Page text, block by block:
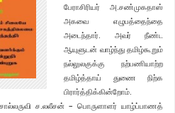
பேராசிரியர் அ.சண்முகதாஸ்
அகவை எழுபத்தைந்தை
அடைந்தார். அவர் நீண்ட
ஆயுளுடன் வாழ்ந்து தமிழ்கூறும்
நல்லுலகுக்கு நற்பணியாற்ற
தமிழ்த்தாய் துணை நிற்க
பிரார்த்திக்கின்றோம்.
ச.லலீசன் – பொருளாளர் யாழ்ப்பாணத்